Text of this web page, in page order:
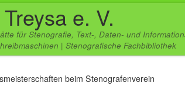
e. V.
für Stenografie, Text-, Daten- und
| Stenografische Fachbibliothek
beim Stenografenverein